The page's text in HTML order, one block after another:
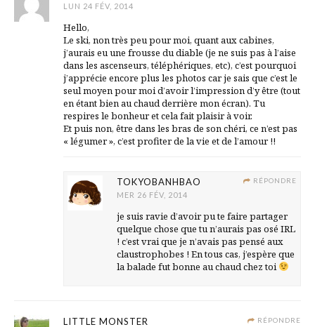
LUN 24 FÉV, 2014
Hello,
Le ski, non très peu pour moi, quant aux cabines,
j’aurais eu une frousse du diable (je ne suis pas à l’aise
dans les ascenseurs, téléphériques, etc), c’est pourquoi
j’apprécie encore plus les photos car je sais que c’est le
seul moyen pour moi d’avoir l’impression d’y être (tout
en étant bien au chaud derrière mon écran). Tu
respires le bonheur et cela fait plaisir à voir.
Et puis non, être dans les bras de son chéri, ce n’est pas
« légumer », c’est profiter de la vie et de l’amour !!
RÉPONDRE
TOKYOBANHBAO
MER 26 FÉV, 2014
je suis ravie d’avoir pu te faire partager
quelque chose que tu n’aurais pas osé IRL
! c’est vrai que je n’avais pas pensé aux
claustrophobes ! En tous cas, j’espère que
la balade fut bonne au chaud chez toi
RÉPONDRE
LITTLE MONSTER